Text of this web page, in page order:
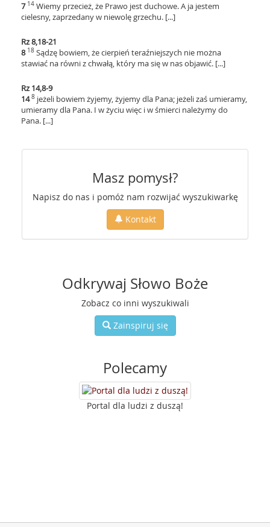
714 Wiemy przecież, że Prawo jest duchowe. A ja jestem
cielesny, zaprzedany w niewolę grzechu. [...]
Rz 8,18-21
8 18 Sądzę bowiem, że cierpień teraźniejszych nie można
stawiać na równi z chwałą, który ma się w nas objawić. [...]
Rz 14,8-9
14 8 jeżeli bowiem żyjemy, żyjemy dla Pana; jeżeli zaś umieramy,
umieramy dla Pana. I w życiu więc i w śmierci należymy do
Pana. [...]
Masz pomysł?
Napisz do nas i pomóż nam rozwijać wyszukiwarkę
Kontakt
Odkrywaj Słowo Boże
Zobacz co inni wyszukiwali
Zainspiruj się
Polecamy
Portal dla ludzi z duszą!